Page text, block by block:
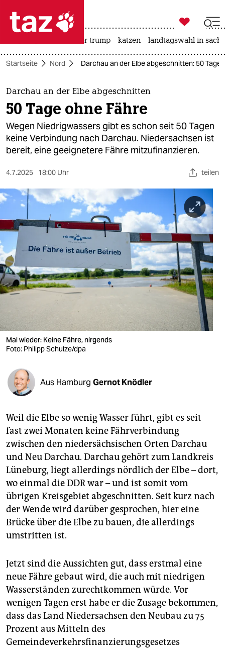
 taz zahl ich
taz zahl ich
themen
politik
öko
gesellschaft
sport
berlin
nord
wahrheit
verlag
verlag
veranstaltungen
shop
fragen & hilfe
unterstützen
abo
genossenschaft
epaper login

taz zahl ich
usa unter trump katzen landtagswahl in
Startseite Nord Darchau an der Elbe abgeschnitten: 50 Tage
Darchau an der Elbe abgeschnitten
50 Tage ohne Fähre
Wegen Niedrigwassers gibt es schon seit 50 Tagen
keine Verbindung nach Darchau. Niedersachsen ist
bereit, eine geeignetere Fähre mitzufinanzieren.
4.7.2025 18:00 Uhr teilen
Mal wieder: Keine Fähre, nirgends
Foto: Philipp Schulze/dpa
Aus Hamburg Gernot Knödler
Weil die Elbe so wenig Wasser führt, gibt es seit
fast zwei Monaten keine Fährverbindung
zwischen den niedersächsischen Orten Darchau
und Neu Darchau. Darchau gehört zum Landkreis
Lüneburg, liegt allerdings nördlich der Elbe – dort,
wo einmal die DDR war – und ist somit vom
übrigen Kreisgebiet abgeschnitten. Seit kurz nach
der Wende wird darüber gesprochen, hier eine
Brücke über die Elbe zu bauen, die allerdings
umstritten ist.
Jetzt sind die Aussichten gut, dass erstmal eine
neue Fähre gebaut wird, die auch mit niedrigen
Wasserständen zurechtkommen würde. Vor
wenigen Tagen erst habe er die Zusage bekommen,
dass das Land Niedersachsen den Neubau zu 75
Prozent aus Mitteln des
Gemeindeverkehrsfinanzierungsgesetzes